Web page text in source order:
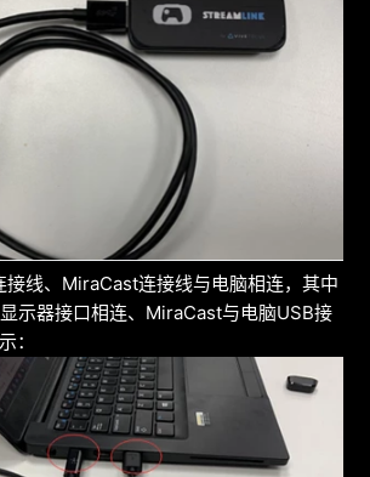
线、MiraCast连接线与电脑相连，其中
示器接口相连、MiraCast与电脑USB接
：